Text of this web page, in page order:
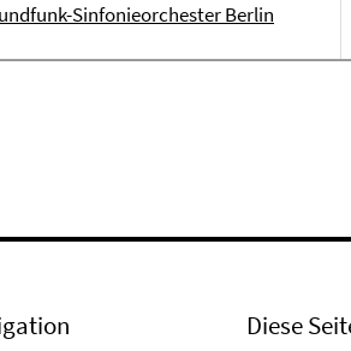
Sinfonieorchester Berlin
Diese